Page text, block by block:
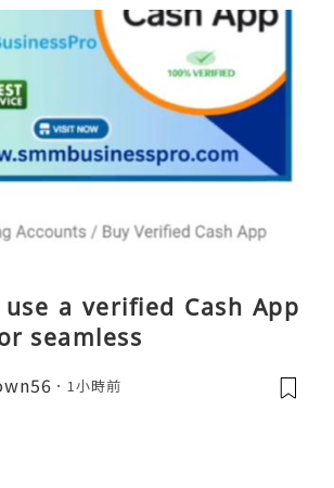
a verified Cash App
seamless
1小時前